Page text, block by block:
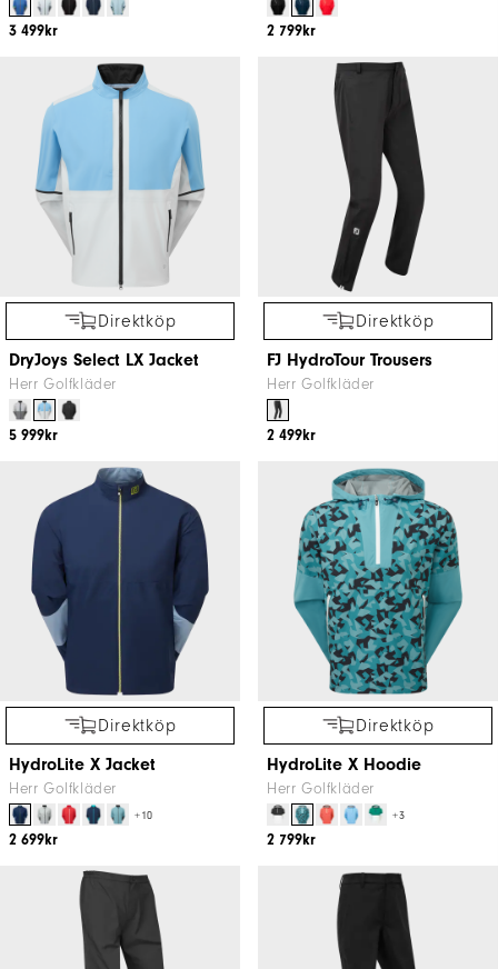
3 499kr 2 799kr
Direktköp
DryJoys Select LX Jacket
Herr Golfkläder
5 999kr
Direktköp
FJ HydroTour Trousers
Herr Golfkläder
2 499kr
Direktköp
HydroLite X Jacket
Herr Golfkläder
+10
2 699kr
Direktköp
HydroLite X Hoodie
Herr Golfkläder
+3
2 799kr